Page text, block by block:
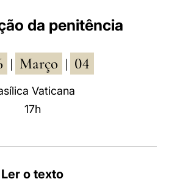
ESPAÑOL
da penitência
Março 04
Vaticana
17h
Ler o texto